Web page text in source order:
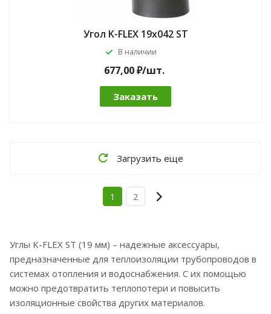
Угол K-FLEX 19x042 ST
В наличии
677,00 ₽/шт.
Заказать
Загрузить еще
1 2
Углы K-FLEX ST (19 мм) – надежные аксессуары,
предназначенные для теплоизоляции трубопроводов в
системах отопления и водоснабжения. С их помощью
можно предотвратить теплопотери и повысить
изоляционные свойства других материалов.